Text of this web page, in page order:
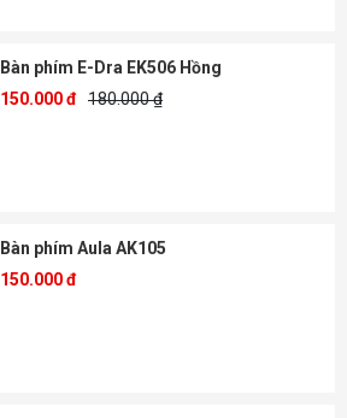
Bàn phím E-Dra EK506 Hồng
150.000 đ 180.000 ₫
Bàn phím Aula AK105
150.000 đ